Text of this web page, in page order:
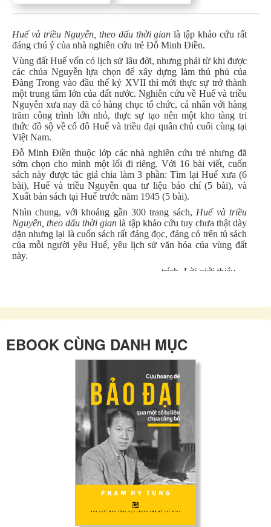
Huế và triều Nguyễn, theo dấu thời gian là tập khảo cứu rất
đáng chú ý của nhà nghiên cứu trẻ Đỗ Minh Điền.
Vùng đất Huế vốn có lịch sử lâu đời, nhưng phải từ khi được
các chúa Nguyễn lựa chọn để xây dựng làm thủ phủ của
Đàng Trong vào đầu thế kỷ XVII thì mới thực sự trở thành
một trung tâm lớn của đất nước. Nghiên cứu về Huế và triều
Nguyễn xưa nay đã có hàng chục tổ chức, cá nhân với hàng
trăm công trình lớn nhỏ, thực sự tạo nên một kho tàng tri
thức đồ sộ về cố đô Huế và triều đại quân chủ cuối cùng tại
Việt Nam.
Đỗ Minh Điền thuộc lớp các nhà nghiên cứu trẻ nhưng đã
sớm chọn cho mình một lối đi riêng. Với 16 bài viết, cuốn
sách này được tác giả chia làm 3 phần: Tìm lại Huế xưa (6
bài), Huế và triều Nguyễn qua tư liệu báo chí (5 bài), và
Xuất bản sách tại Huế trước năm 1945 (5 bài).
Nhìn chung, với khoảng gần 300 trang sách, Huế và triều
Nguyễn, theo dấu thời gian là tập khảo cứu tuy chưa thật dày
dặn nhưng lại là cuốn sách rất đáng đọc, đáng có trên tủ sách
của mỗi người yêu Huế, yêu lịch sử văn hóa của vùng đất
này.
--- trích Lời giới thiệu
EBOOK CÙNG DANH MỤC